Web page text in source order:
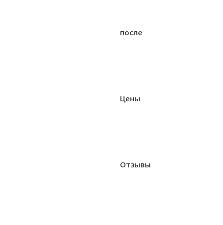
после
Цены
Отзывы